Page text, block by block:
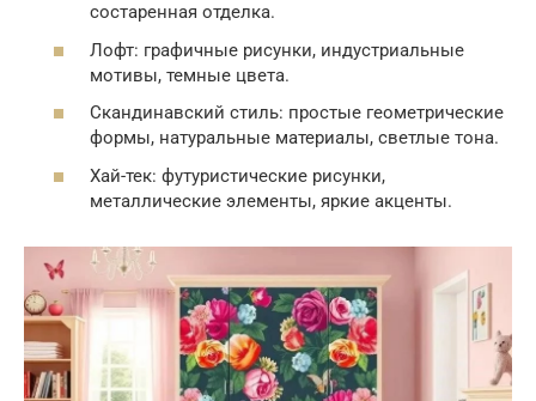
состаренная отделка.
Лофт: графичные рисунки, индустриальные
мотивы, темные цвета.
Скандинавский стиль: простые геометрические
формы, натуральные материалы, светлые тона.
Хай-тек: футуристические рисунки,
металлические элементы, яркие акценты.